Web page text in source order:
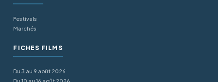
Festivals
Marchés
FICHES FILMS
Du 3 au 9 août 2026
Du 10 au 16 août 2026